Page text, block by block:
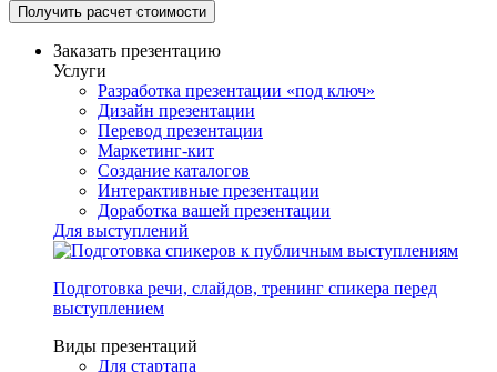
Получить расчет стоимости
Заказать презентацию
Услуги
Разработка презентации «под ключ»
Дизайн презентации
Перевод презентации
Маркетинг-кит
Создание каталогов
Интерактивные презентации
Доработка вашей презентации
Для выступлений
Подготовка речи, слайдов, тренинг спикера перед
выступлением
Виды презентаций
Для стартапа